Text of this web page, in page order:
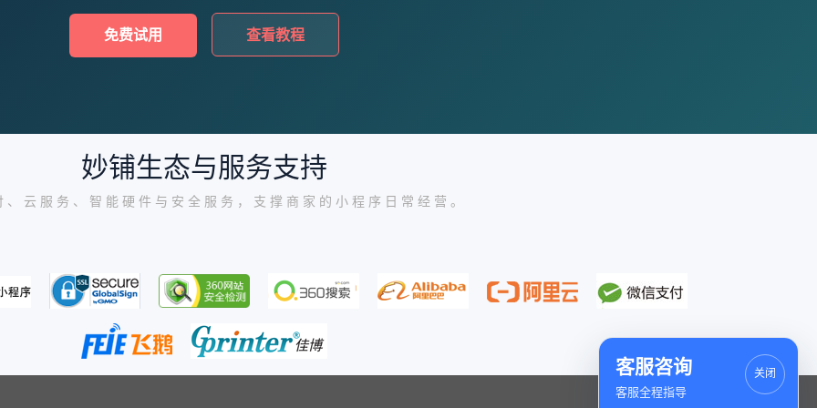
免费试用 查看教程
妙铺生态与服务支持
、云服务、智能硬件与安全服务，支撑商家的小程序日常经营。
客服咨询
客服全程指导
关闭